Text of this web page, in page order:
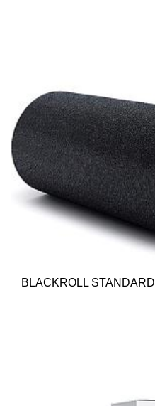
BLACKROLL STANDARD